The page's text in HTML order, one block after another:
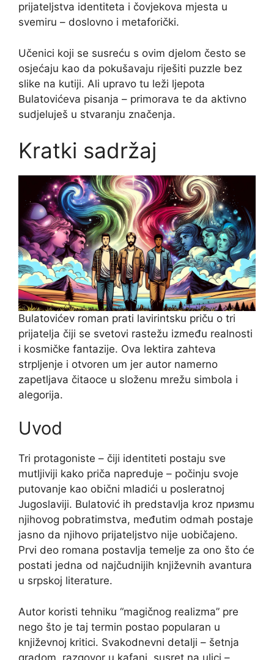
prijateljstva identiteta i čovjekova mjesta u
svemiru – doslovno i metaforički.
Učenici koji se susreću s ovim djelom često se
osjećaju kao da pokušavaju riješiti puzzle bez
slike na kutiji. Ali upravo tu leži ljepota
Bulatovićeva pisanja – primorava te da aktivno
sudjeluješ u stvaranju značenja.
Kratki sadržaj
Bulatovićev roman prati lavirintsku priču o tri
prijatelja čiji se svetovi rastežu između realnosti
i kosmičke fantazije. Ova lektira zahteva
strpljenje i otvoren um jer autor namerno
zapetljava čitaoce u složenu mrežu simbola i
alegorija.
Uvod
Tri protagoniste – čiji identiteti postaju sve
mutljiviji kako priča napreduje – počinju svoje
putovanje kao obični mladići u posleratnoj
Jugoslaviji. Bulatović ih predstavlja kroz призmu
njihovog pobratimstva, međutim odmah postaje
jasno da njihovo prijateljstvo nije uobičajeno.
Prvi deo romana postavlja temelje za ono što će
postati jedna od najčudnijih književnih avantura
u srpskoj literature.
Autor koristi tehniku “magičnog realizma” pre
nego što je taj termin postao popularan u
književnoj kritici. Svakodnevni detalji – šetnja
gradom, razgovor u kafani, susret na ulici –